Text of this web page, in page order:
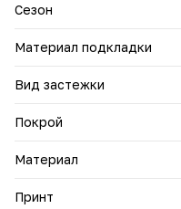
Сезон
Материал подкладки
Вид застежки
Покрой
Материал
Принт